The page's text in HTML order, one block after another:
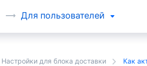
Для пользователей
Настройки для блока доставки Как